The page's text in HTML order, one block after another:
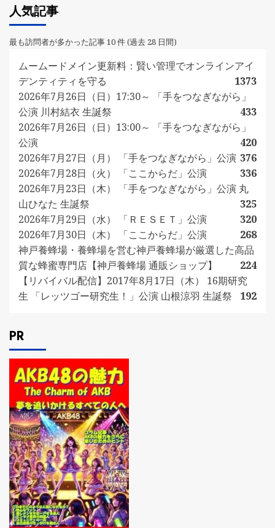
人気記事
最も訪問者が多かった記事 10 件 (過去 28 日間)
ムームードメイン更新料：賢い管理でオンラインアイ
デンティティを守る
1373
2026年7月26日（日）17:30～ 「手をつなぎながら」
公演 川村結衣 生誕祭
433
2026年7月26日（日）13:00～ 「手をつなぎながら」
公演
420
2026年7月27日（月） 「手をつなぎながら」公演 376
2026年7月28日（火） 「ここからだ」公演
336
2026年7月23日（木） 「手をつなぎながら」公演 丸
山ひなた 生誕祭
325
2026年7月29日（水） 「ＲＥＳＥＴ」公演
320
2026年7月30日（木） 「ここからだ」公演
268
神戸養蜂場・養蜂場を営む神戸養蜂場が厳選した高品
質な蜂蜜専門店【神戸養蜂場 通販ショップ】
224
【リバイバル配信】2017年8月17日（木） 16期研究
生 「レッツゴー研究生！」公演 山根涼羽 生誕祭
192
PR